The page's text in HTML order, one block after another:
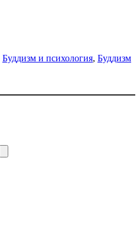
Буддизм и психология, Буддизм